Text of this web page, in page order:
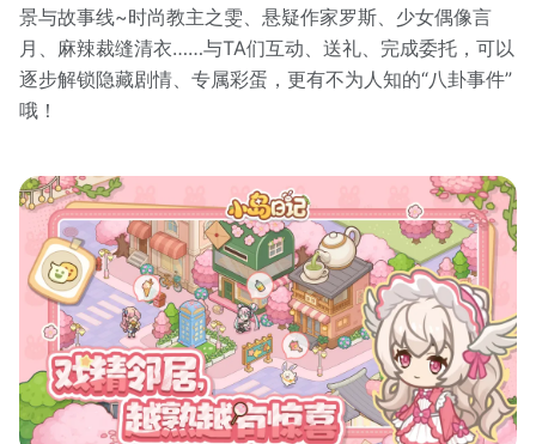
景与故事线~时尚教主之雯、悬疑作家罗斯、少女偶像言
月、麻辣裁缝清衣……与TA们互动、送礼、完成委托，可以
逐步解锁隐藏剧情、专属彩蛋，更有不为人知的“八卦事件”
哦！